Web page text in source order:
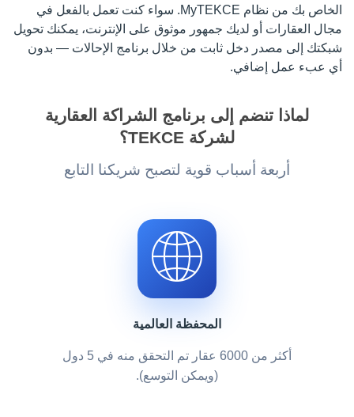
الخاص بك من نظام MyTEKCE. سواء كنت تعمل بالفعل في
مجال العقارات أو لديك جمهور موثوق على الإنترنت، يمكنك تحويل
شبكتك إلى مصدر دخل ثابت من خلال برنامج الإحالات — بدون
أي عبء عمل إضافي.
لماذا تنضم إلى برنامج الشراكة العقارية
لشركة TEKCE؟
أربعة أسباب قوية لتصبح شريكنا التابع
المحفظة العالمية
أكثر من 6000 عقار تم التحقق منه في 5 دول
(ويمكن التوسع).